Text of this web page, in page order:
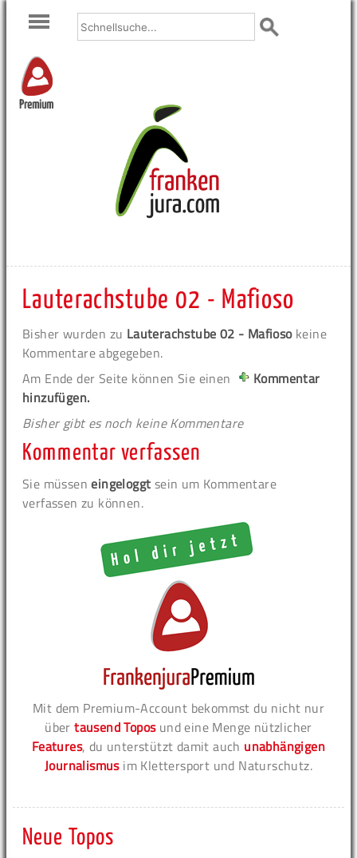
Premium
Lauterachstube 02 - Mafioso
Bisher wurden zu Lauterachstube 02 - Mafiosokeine
Kommentare abgegeben.
Am Ende der Seite können Sie einen
Kommentar
hinzufügen.
Bisher gibt es noch keine Kommentare
Kommentar verfassen
Sie müsseneingeloggt sein um Kommentare
verfassen zu können.
Mit dem Premium-Account bekommst du nicht nur
übertausend Toposund eine Menge nützlicher
Features, du unterstützt damit auch unabhängigen
Journalismusim Klettersport und Naturschutz.
Neue Topos